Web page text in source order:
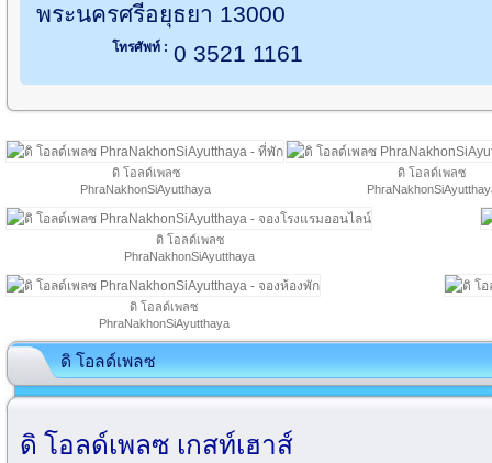
พระนครศรีอยุธยา 13000
โทรศัพท์ : 0 3521 1161
ดิ โอลด์เพลซ
PhraNakhonSiAyutthaya
ดิ โอลด์เพลซ
ดิ โอลด์เพลซ
PhraNakhonSiAyutthaya
ดิ โอลด์เพลซ
PhraNakhonSiAyutthaya
ดิ โอลด์เพลซ
ดิ โอลด์เพลซ เกสท์เฮาส์